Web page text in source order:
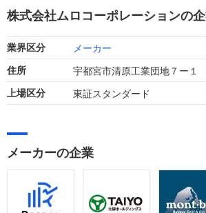
を達成しました。
株式会社ムロコーポレーションの
業界区分 メーカー
住所 宇都宮市清原工業団地７ー１
上場区分 東証スタンダード
メーカーの企業